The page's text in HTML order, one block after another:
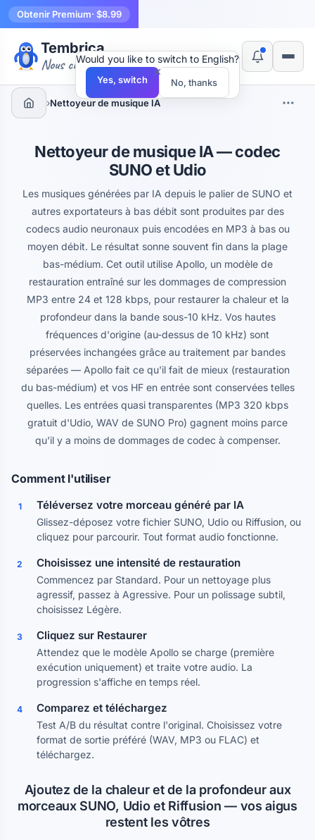
Obtenir Premium· $8.99
Tembrica
Nous créons des outils
›Nettoyeur de musique IA
Nettoyeur de musique IA — codec
SUNO et Udio
Les musiques générées par IA depuis le palier de SUNO et
autres exportateurs à bas débit sont produites par des
codecs audio neuronaux puis encodées en MP3 à bas ou
moyen débit. Le résultat sonne souvent fin dans la plage
bas-médium. Cet outil utilise Apollo, un modèle de
restauration entraîné sur les dommages de compression
MP3 entre 24 et 128 kbps, pour restaurer la chaleur et la
profondeur dans la bande sous-10 kHz. Vos hautes
fréquences d'origine (au-dessus de 10 kHz) sont
préservées inchangées grâce au traitement par bandes
séparées — Apollo fait ce qu'il fait de mieux (restauration
du bas-médium) et vos HF en entrée sont conservées telles
quelles. Les entrées quasi transparentes (MP3 320 kbps
gratuit d'Udio, WAV de SUNO Pro) gagnent moins parce
qu'il y a moins de dommages de codec à compenser.
Comment l'utiliser
1 Téléversez votre morceau généré par IA
Glissez-déposez votre fichier SUNO, Udio ou Riffusion, ou
cliquez pour parcourir. Tout format audio fonctionne.
2 Choisissez une intensité de restauration
Commencez par Standard. Pour un nettoyage plus
agressif, passez à Agressive. Pour un polissage subtil,
choisissez Légère.
3 Cliquez sur Restaurer
Attendez que le modèle Apollo se charge (première
exécution uniquement) et traite votre audio. La
progression s'affiche en temps réel.
4 Comparez et téléchargez
Test A/B du résultat contre l'original. Choisissez votre
format de sortie préféré (WAV, MP3 ou FLAC) et
téléchargez.
Ajoutez de la chaleur et de la profondeur aux
morceaux SUNO, Udio et Riffusion — vos aigus
restent les vôtres
×
Would you like to switch to English?
Yes, switch No, thanks